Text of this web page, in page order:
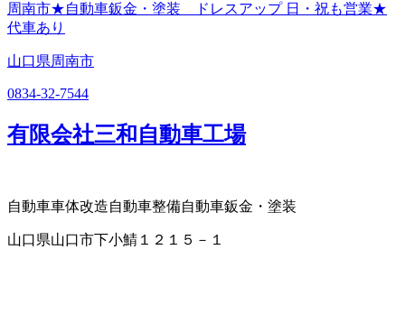
周南市★自動車鈑金・塗装 ドレスアップ 日・祝も営業★
代車あり
山口県周南市
0834-32-7544
有限会社三和自動車工場
自動車車体改造自動車整備自動車鈑金・塗装
山口県山口市下小鯖１２１５－１